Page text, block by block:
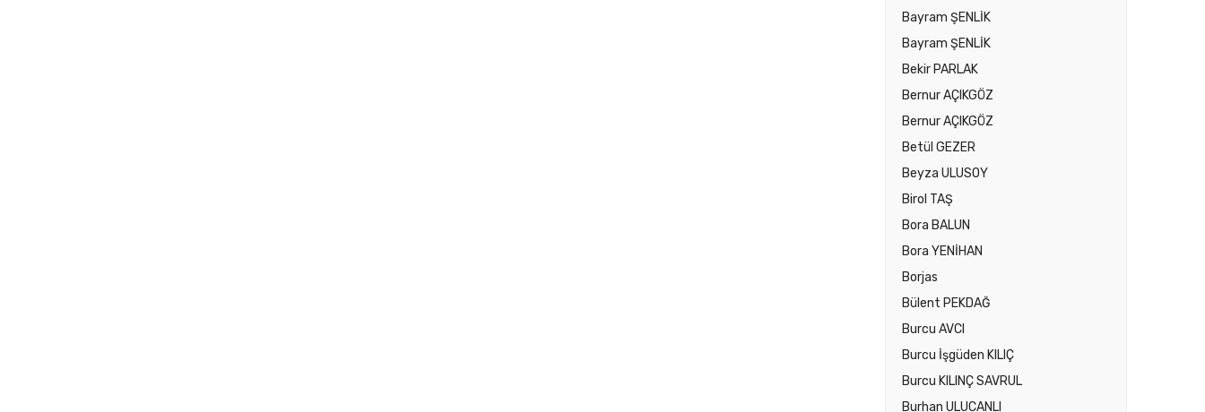
Bayram ŞENLİK
Bayram ŞENLİK
Bekir PARLAK
Bernur AÇIKGÖZ
Bernur AÇIKGÖZ
Betül GEZER
Beyza ULUSOY
Birol TAŞ
Bora BALUN
Bora YENİHAN
Borjas
Bülent PEKDAĞ
Burcu AVCI
Burcu İşgüden KILIÇ
Burcu KILINÇ SAVRUL
Burhan ULUCANLI